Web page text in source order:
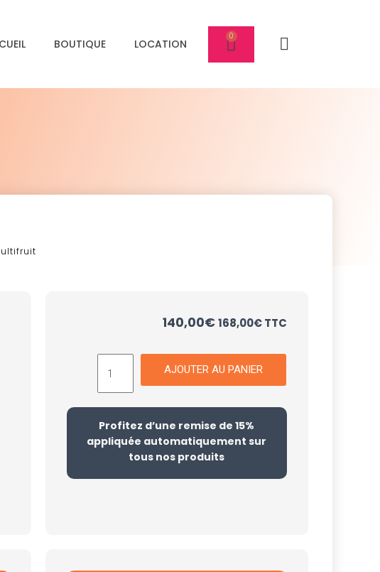
BOUTIQUE LOCATION
140,00€168,00€TTC
AJOUTER AU PANIER
Profitez d’une remise de 15%
appliquée automatiquement sur
tous nos produits